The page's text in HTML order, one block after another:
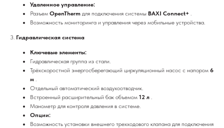
Удаленное управление:
Разъем OpenTherm для подключения системы BAXI Connect+ .
Возможность мониторинга и управления через мобильные устройства.
3. Гидравлическая система
Ключевые элементы:
Гидравлическая группа из стали.
Трёхскоростной энергосберегающий циркуляционный насос с напором 6
м .
Отдельный автоматический воздухоотводчик.
Встроенный расширительный бак объемом 12 л .
Манометр для контроля давления в системе.
Опции:
Возможность установки внешнего трехходового клапана для подключения